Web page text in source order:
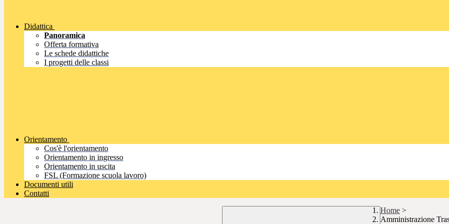
Didattica
Panoramica
Offerta formativa
Le schede didattiche
I progetti delle classi
Orientamento
Cos'è l'orientamento
Orientamento in ingresso
Orientamento in uscita
FSL (Formazione scuola lavoro)
Documenti utili
Contatti
Home >
Amministrazione